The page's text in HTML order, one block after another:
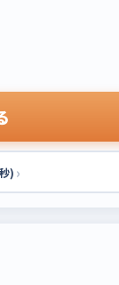
) ›